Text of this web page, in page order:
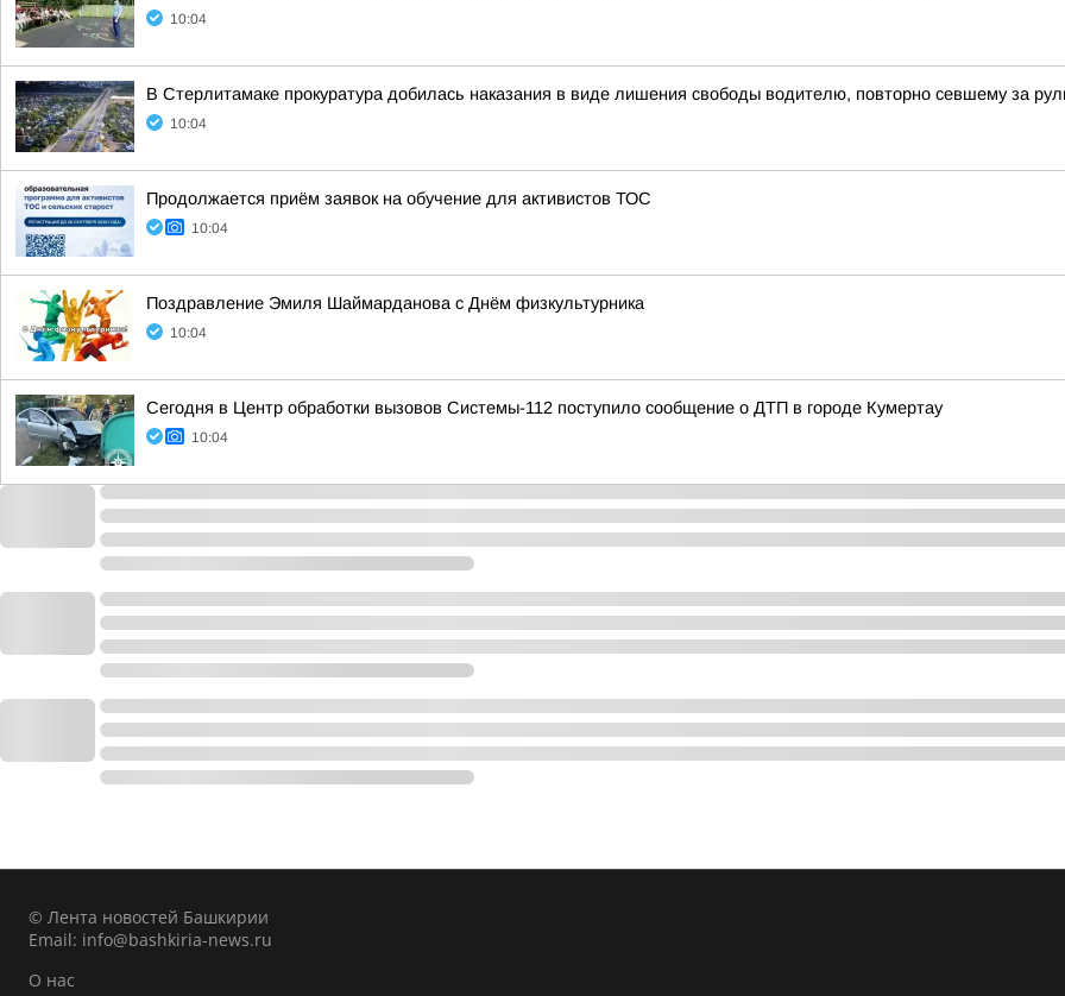
10:04
В Стерлитамаке прокуратура добилась наказания в виде лишения свободы водителю, повторно севшему за
10:04
Продолжается приём заявок на обучение для активистов ТОС
10:04
Поздравление Эмиля Шаймарданова с Днём физкультурника
10:04
Сегодня в Центр обработки вызовов Системы-112 поступило сообщение о ДТП в городе Кумертау
10:04
© Лента новостей Башкирии
Email: info@bashkiria-news.ru
О нас